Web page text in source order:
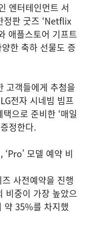
엔터테인먼트 서
정판 굿즈 ‘Netflix
애플스토어 기프트
한 축하 선물도 증
고객들에게 추첨을
전자 시네빔 빔프
으로 준비한 ‘매일
정한다.
모델 예약 비
사전예약을 진행
비중이 가장 높았으
약 35%를 차지했